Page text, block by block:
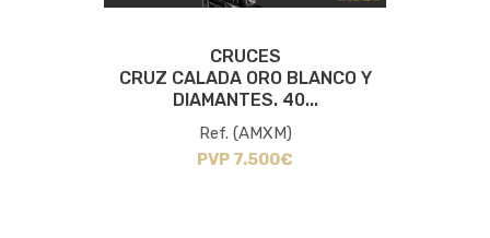
CRUCES
CRUZ CALADA ORO BLANCO Y
DIAMANTES. 40...
Ref. (AMXM)
PVP 7.500€